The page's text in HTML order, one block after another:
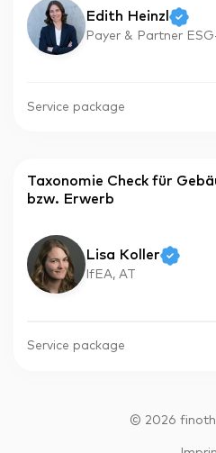
Edith Heinzl
Payer & Partner
Service package
Taxonomie Check für
bzw. Erwerb
Lisa Koller
IfEA, AT
Service package
© 2026